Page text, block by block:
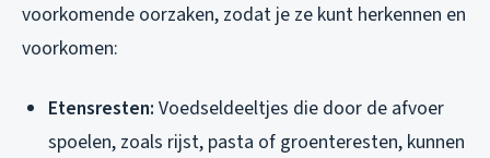
voorkomende oorzaken, zodat je ze kunt herkennen en
voorkomen:
Etensresten: Voedseldeeltjes die door de afvoer
spoelen, zoals rijst, pasta of groenteresten, kunnen